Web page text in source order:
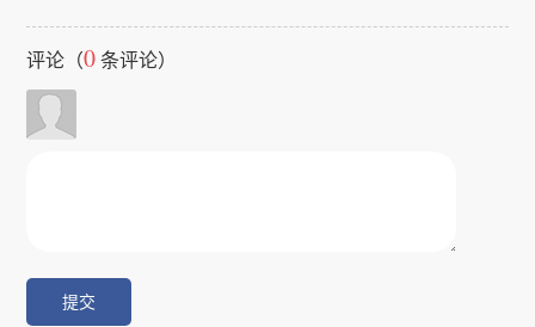
评论（0 条评论）